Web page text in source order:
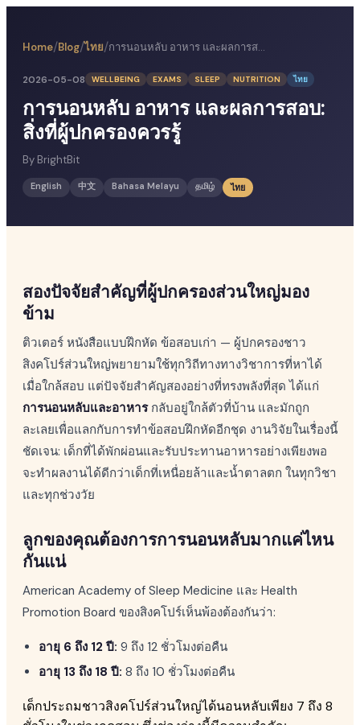
Home/Blog/ไทย/ การนอนหลับ อาหาร และผลการสอบ: สิ่งที่ผู้ปกครองควรรู้
2026-05-08 WELLBEING EXAMS SLEEP NUTRITION ไทย
การนอนหลับ อาหาร และผลการสอบ:
สิ่งที่ผู้ปกครองควรรู้
By BrightBit
English 中文 Bahasa Melayu தமிழ் ไทย
สองปัจจัยสำคัญที่ผู้ปกครองส่วนใหญ่มอง
ข้าม
ติวเตอร์ หนังสือแบบฝึกหัด ข้อสอบเก่า — ผู้ปกครองชาว
สิงคโปร์ส่วนใหญ่พยายามใช้ทุกวิถีทางทางวิชาการที่หาได้
เมื่อใกล้สอบ แต่ปัจจัยสำคัญสองอย่างที่ทรงพลังที่สุด ได้แก่
การนอนหลับและอาหารกลับอยู่ใกล้ตัวที่บ้าน และมักถูก
ละเลยเพื่อแลกกับการทำข้อสอบฝึกหัดอีกชุด งานวิจัยในเรื่องนี้
ชัดเจน: เด็กที่ได้พักผ่อนและรับประทานอาหารอย่างเพียงพอ
จะทำผลงานได้ดีกว่าเด็กที่เหนื่อยล้าและน้ำตาลตก ในทุกวิชา
และทุกช่วงวัย
ลูกของคุณต้องการการนอนหลับมากแค่ไหน
กันแน่
American Academy of Sleep Medicine และ Health
Promotion Board ของสิงคโปร์เห็นพ้องต้องกันว่า:
อายุ 6 ถึง 12 ปี: 9 ถึง 12 ชั่วโมงต่อคืน
อายุ 13 ถึง 18 ปี: 8 ถึง 10 ชั่วโมงต่อคืน
เด็กประถมชาวสิงคโปร์ส่วนใหญ่ได้นอนหลับเพียง 7 ถึง 8